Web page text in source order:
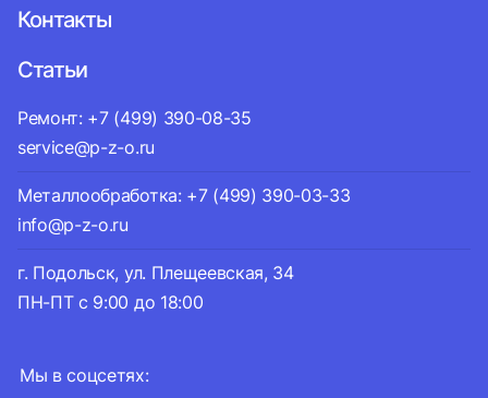
Мы в соцсетях:
Контакты
Статьи
Ремонт: +7 (499) 390-08-35
service@p-z-o.ru
Металлообработка: +7 (499) 390-03-33
info@p-z-o.ru
г. Подольск, ул. Плещеевская, 34
ПН-ПТ с 9:00 до 18:00